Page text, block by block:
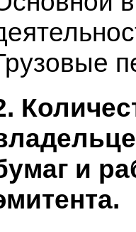
шоссе, 1
Основной
Грузовые
2.